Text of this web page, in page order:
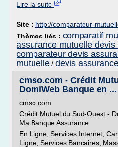
Lire la suite
Site : http://comparateur-
Thèmes liés : comparatif
assurance mutuelle devis
comparateur devis
mutuelle / devis
cmso.com - Crédit
DomiWeb Banque en ...
cmso.com
Crédit Mutuel du Sud-Ouest -
Ma Banque Assurance
En Ligne, Services Internet,
Ligne, Services Bancaires,